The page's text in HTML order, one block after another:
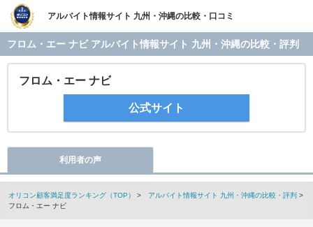
アルバイト情報サイト 九州・沖縄の比較・口コミ
フロム・エー ナビ アルバイト情報サイト 九州・沖縄の比較・評判
フロム・エー ナビ
公式サイト
利用者の声
オリコン顧客満足度ランキング（TOP） > アルバイト情報サイト 九州・沖縄の比較・評判 >
フロム・エー ナビ